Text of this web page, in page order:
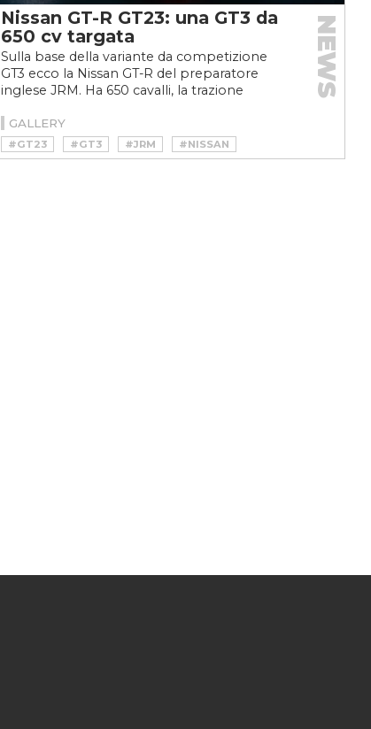
Nissan GT-R GT23: una GT3 da
650 cv targata
Sulla base della variante da competizione
GT3 ecco la Nissan GT-R del preparatore
inglese JRM. Ha 650 cavalli, la trazione
NEWS
GALLERY
#GT23 #GT3 #JRM
#NISSAN
#NISSAN GT-R
#NISSAN GT-R GT23